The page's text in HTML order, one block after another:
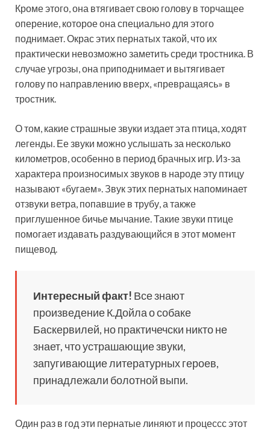
Кроме этого, она втягивает свою голову в торчащее
оперение, которое она специально для этого
поднимает. Окрас этих пернатых такой, что их
практически невозможно заметить среди тростника. В
случае угрозы, она приподнимает и вытягивает
голову по направлению вверх, «превращаясь» в
тростник.
О том, какие страшные звуки издает эта птица, ходят
легенды. Ее звуки можно услышать за несколько
километров, особенно в период брачных игр. Из-за
характера произносимых звуков в народе эту птицу
называют «бугаем». Звук этих пернатых напоминает
отзвуки ветра, попавшие в трубу, а также
приглушенное бичье мычание. Такие звуки птице
помогает издавать раздувающийся в этот момент
пищевод.
Интересный факт! Все знают
произведение К.Дойла о собаке
Баскервилей, но практичечски никто не
знает, что устрашающие звуки,
запугивающие литературных героев,
принадлежали болотной выпи.
Один раз в год эти пернатые линяют и процессс этот